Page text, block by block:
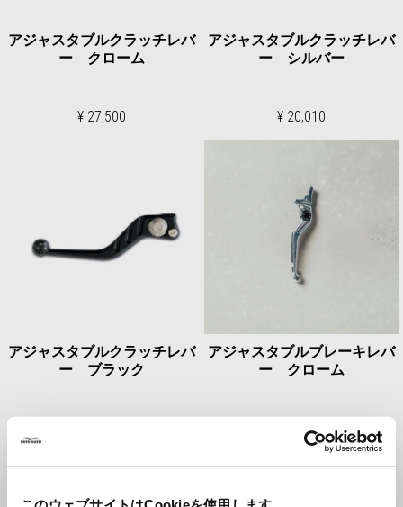
アジャスタブルクラッチレバ
ー クローム
¥ 27,500
アジャスタブルクラッチレバ
ー シルバー
¥ 20,010
アジャスタブルクラッチレバ
ー ブラック
アジャスタブルブレーキレバ
ー クローム
¥ 27,500